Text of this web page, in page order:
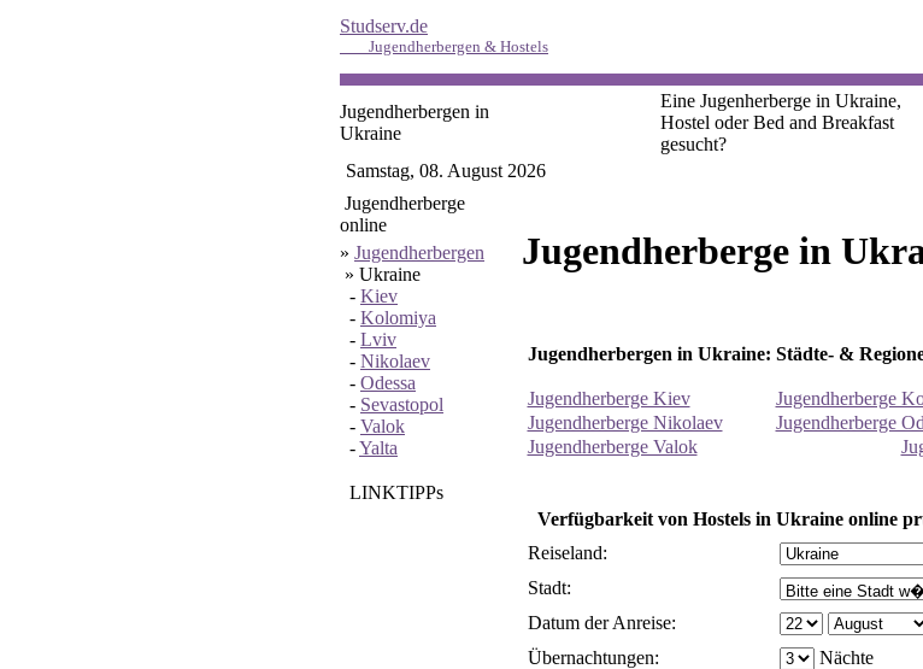
Studserv.de
Jugendherbergen & Hostels
Jugendherbergen in
Ukraine
Eine Jugenherberge in Ukraine,
Hostel oder Bed and Breakfast
gesucht?
Samstag, 08. August 2026
Jugendherberge
online
» Jugendherbergen
» Ukraine
- Kiev
- Kolomiya
- Lviv
- Nikolaev
- Odessa
- Sevastopol
- Valok
-Yalta
LINKTIPPs
Jugendherberge in
Jugendherbergen in Ukraine: Städte- &
Jugendherberge Kiev Jugendherberge
Jugendherberge Nikolaev
Jugendherberge
Jugendherberge Valok
Verfügbarkeit von Hostels in Ukraine online
Reiseland:
Stadt:
Datum der Anreise:
Übernachtungen:
Nächte